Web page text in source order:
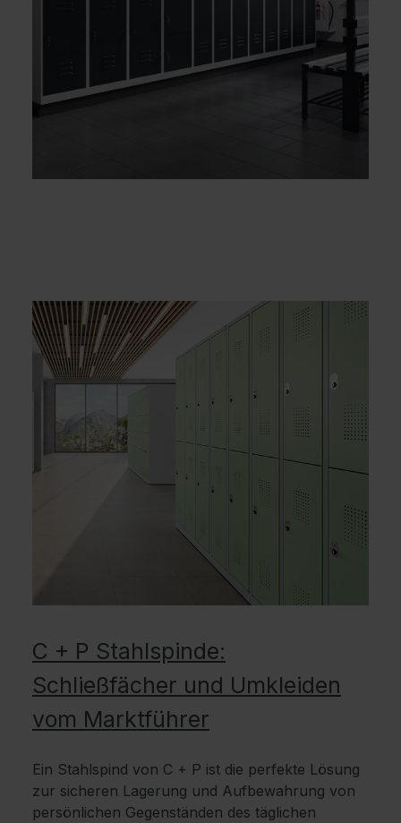
C + P Stahlspinde:
Schließfächer und Umkleiden
vom Marktführer
Ein Stahlspind von C + P ist die perfekte Lösung
zur sicheren Lagerung und Aufbewahrung von
persönlichen Gegenständen des täglichen